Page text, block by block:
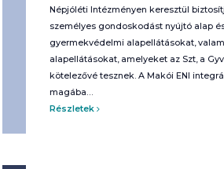
Népjóléti Intézményen keresztül
személyes gondoskodást nyújtó alap
gyermekvédelmi alapellátásokat,
alapellátásokat, amelyeket az Szt, a
kötelezővé tesznek. A Makói ENI
magába…
Részletek